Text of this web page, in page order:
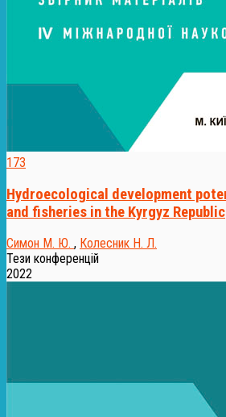
173
Hydroecological development
and fisheries in the Kyrgyz Republic
Симон М. Ю. , Колесник Н. Л.
Тези конференцій
2022